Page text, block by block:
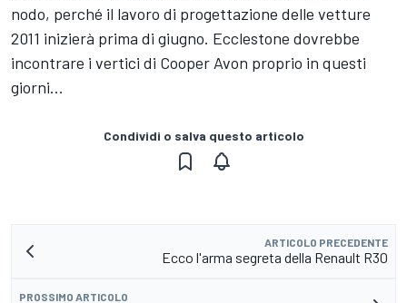
nodo, perché il lavoro di progettazione delle vetture
2011 inizierà prima di giugno. Ecclestone dovrebbe
incontrare i vertici di Cooper Avon proprio in questi
giorni...
Condividi o salva questo articolo
ARTICOLO PRECEDENTE
Ecco l'arma segreta della Renault R30
PROSSIMO ARTICOLO